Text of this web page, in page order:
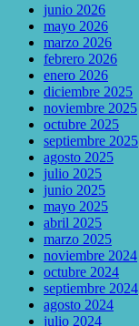
junio 2026
mayo 2026
marzo 2026
febrero 2026
enero 2026
diciembre 2025
noviembre 2025
octubre 2025
septiembre 2025
agosto 2025
julio 2025
junio 2025
mayo 2025
abril 2025
marzo 2025
noviembre 2024
octubre 2024
septiembre 2024
agosto 2024
julio 2024